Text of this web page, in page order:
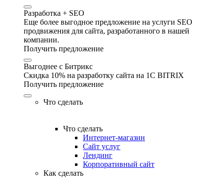
Разработка + SEO
Еще более выгодное предложение на услуги SEO
продвижения для сайта, разработанного в нашей
компании.
Получить предложение
Выгоднее с Битрикс
Скидка 10% на разработку сайта на 1C BITRIX
Получить предложение
Что сделать
Что сделать
Интернет-магазин
Сайт услуг
Лендинг
Корпоративный сайт
Как сделать